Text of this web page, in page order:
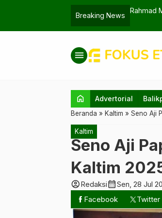
Breaking News
Rahmad
menu
home Advertorial
Beranda » Kaltim » Seno Aji
Kaltim
Seno Aji
Kaltim
account_circleRedaksicalendar_monthSen, 28 Jul
Facebook
Twitter